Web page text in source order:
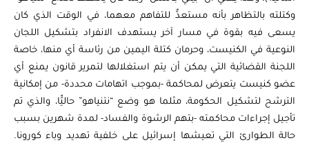
وكتلته بالتظاهر بأنه مستعدٌّ للتفاهم معهما، في الوقت الذي كان
يسعى فيه بقوة في مسار آخر يستهدف الانفراد بتشكيل اللجان
النوعية في الكنيست، وحرمان كتلة اليمين من رئاسة أي منها، خاصة
اللجنة القضائية التي يمكن أن يتم استغلالها لتمرير قانون يمنع أي
عضو كنيست يتعرض لمحاكمة -بموجب اتهامات محددة- من إمكانية
الترشح لتشكيل الحكومة، مثلما هو وضع “نتنياهو” حاليًّا، والذي تم
تأجيل إجراءات محاكمته -بتهم الرشوة والفساد- لمدة شهرين بسبب
حالة الطوارئ التي تعيشها إسرائيل على خلفية تهديد وباء كورونا.